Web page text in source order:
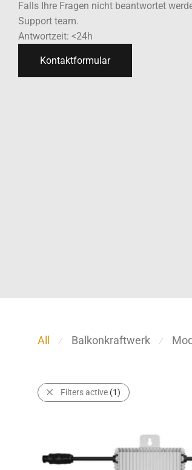
Falls Ihre Fragen nicht beantwortet
Support team.
Antwortzeit: <24h
Kontaktformular
All ⁄ Balkonkraftwerk ⁄
Filters active (1)